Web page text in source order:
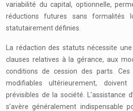
variabilité du capital, optionnelle,
réductions futures sans formalités
statutairement définies.
La rédaction des statuts nécessite
clauses relatives à la gérance, aux
conditions de cession des parts. Ces
modifiables ultérieurement,
prévisibles de la société. L’assistance
s’avère généralement indispensable